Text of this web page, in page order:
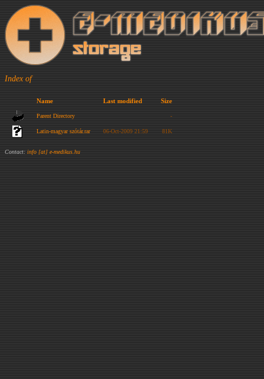
Index of
Name Last modified Size
Parent Directory -
Latin-magyar szótár.rar 06-Oct-2009 21:59 81K
Contact: info [at] e-medikus.hu